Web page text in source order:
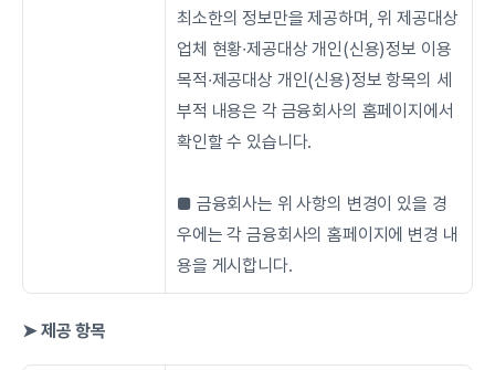
최소한의 정보만을 제공하며, 위 제공대상
업체 현황∙제공대상 개인(신용)정보 이용
목적∙제공대상 개인(신용)정보 항목의 세
부적 내용은 각 금융회사의 홈페이지에서
확인할 수 있습니다.
■ 금융회사는 위 사항의 변경이 있을 경
우에는 각 금융회사의 홈페이지에 변경 내
용을 게시합니다.
➤ 제공 항목